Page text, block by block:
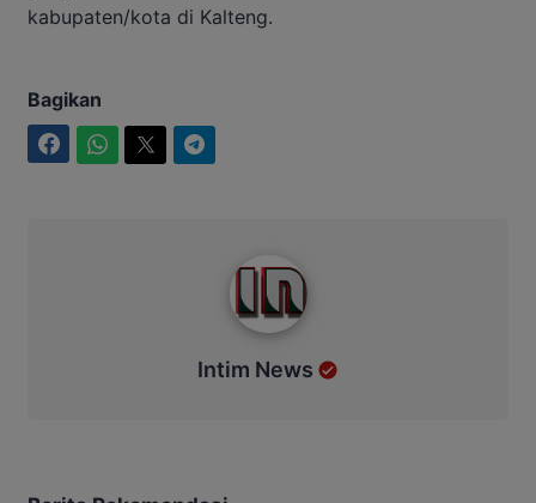
kabupaten/kota di Kalteng.
Bagikan
Intim News